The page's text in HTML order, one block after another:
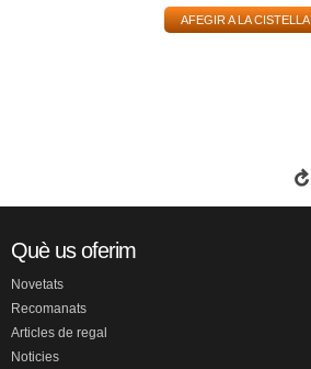
AFEGIR A LA CISTELLA
Què us oferim
Novetats
Recomanats
Articles de regal
Noticies